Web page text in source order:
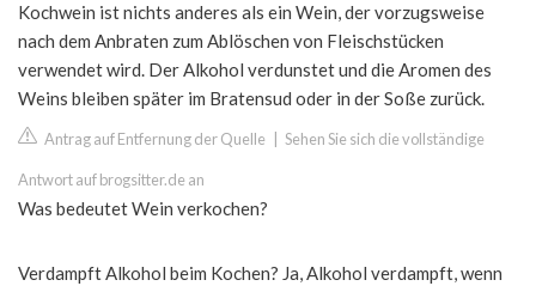
Kochwein ist nichts anderes als ein Wein, der vorzugsweise
nach dem Anbraten zum Ablöschen von Fleischstücken
verwendet wird. Der Alkohol verdunstet und die Aromen des
Weins bleiben später im Bratensud oder in der Soße zurück.
Antrag auf Entfernung der Quelle Sehen Sie sich die vollständige
Antwort auf brogsitter.de an
Was bedeutet Wein verkochen?
Verdampft Alkohol beim Kochen? Ja, Alkohol verdampft, wenn